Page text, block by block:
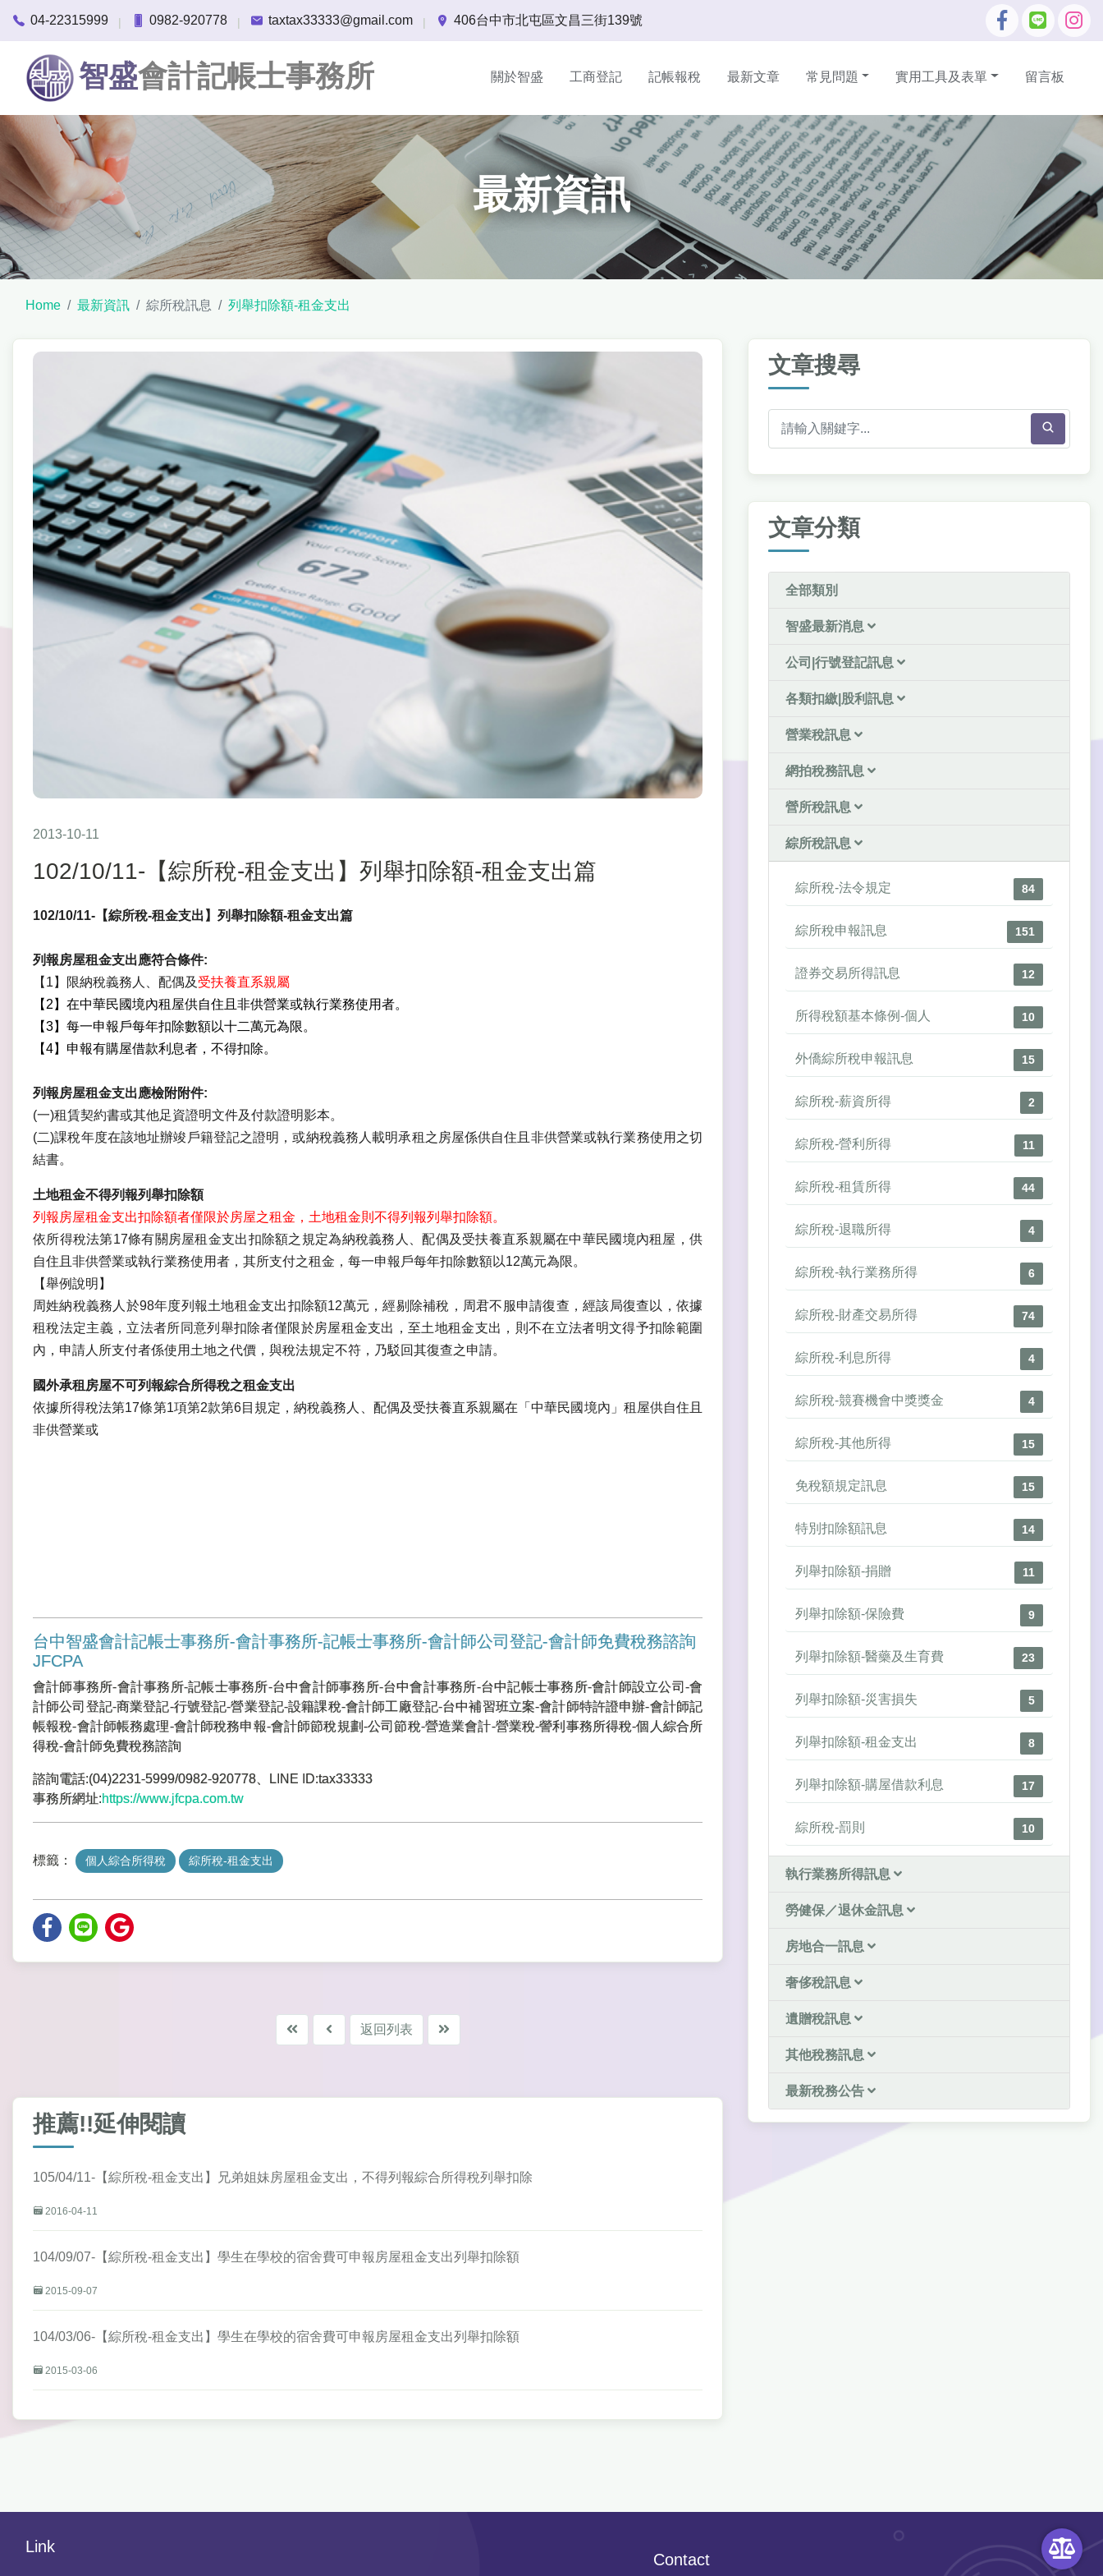
04-22315999 | 0982-920778 | taxtax33333@gmail.com | 406台中市北屯區文昌三街139號
智盛會計記帳士事務所 關於智盛 工商登記 記帳報稅 最新文章 常見問題 實用工具及表單 留言板
最新資訊
Home 最新資訊 綜所稅訊息 列舉扣除額-租金支出
2013-10-11
102/10/11-【綜所稅-租金支出】列舉扣除額-租金支出篇
102/10/11-【綜所稅-租金支出】列舉扣除額-租金支出篇
列報房屋租金支出應符合條件:
【1】限納稅義務人、配偶及 受扶養直系親屬
【2】在中華民國境內租屋供自住且非供營業或執行業務使用者。
【3】每一申報戶每年扣除數額以十二萬元為限。
【4】申報有購屋借款利息者，不得扣除。
列報房屋租金支出應檢附附件:
(一)租賃契約書或其他足資證明文件及付款證明影本。
(二)課稅年度在該地址辦竣戶籍登記之證明，或納稅義務人載明承租之房屋係供自住且非供營業或執行業務使用之切
結書。
土地租金不得列報列舉扣除額
列報房屋租金支出扣除額者僅限於房屋之租金，土地租金則不得列報列舉扣除額。
依所得稅法第17條有關房屋租金支出扣除額之規定為納稅義務人、配偶及受扶養直系親屬在中華民國境內租屋，供
自住且非供營業或執行業務使用者，其所支付之租金，每一申報戶每年扣除數額以12萬元為限。
【舉例說明】
周姓納稅義務人於98年度列報土地租金支出扣除額12萬元，經剔除補稅，周君不服申請復查，經該局復查以，依據
租稅法定主義，立法者所同意列舉扣除者僅限於房屋租金支出，至土地租金支出，則不在立法者明文得予扣除範圍
內，申請人所支付者係使用土地之代價，與稅法規定不符，乃駁回其復查之申請。
國外承租房屋不可列報綜合所得稅之租金支出
依據所得稅法第17條第1項第2款第6目規定，納稅義務人、配偶及受扶養直系親屬在「中華民國境內」租屋供自住且
非供營業或
台中智盛會計記帳士事務所-會計事務所-記帳士事務所-會計師公司登記-會計師免費稅務諮詢
JFCPA
會計師事務所-會計事務所-記帳士事務所-台中會計師事務所-台中會計事務所-台中記帳士事務所-會計師設立公司-會
計師公司登記-商業登記-行號登記-營業登記-設籍課稅-會計師工廠登記-台中補習班立案-會計師特許證申辦-會計師記
帳報稅-會計師帳務處理-會計師稅務申報-會計師節稅規劃-公司節稅-營造業會計-營業稅-謍利事務所得稅-個人綜合所
得稅-會計師免費稅務諮詢
諮詢電話:(04)2231-5999/0982-920778、LINE ID:tax33333
事務所網址:https://www.jfcpa.com.tw
標籤： 個人綜合所得稅 綜所稅-租金支出
返回列表
推薦!!延伸閱讀
105/04/11-【綜所稅-租金支出】兄弟姐妹房屋租金支出，不得列報綜合所得稅列舉扣除
2016-04-11
104/09/07-【綜所稅-租金支出】學生在學校的宿舍費可申報房屋租金支出列舉扣除額
2015-09-07
104/03/06-【綜所稅-租金支出】學生在學校的宿舍費可申報房屋租金支出列舉扣除額
2015-03-06
文章搜尋
文章分類
全部類別
智盛最新消息
公司|行號登記訊息
各類扣繳|股利訊息
營業稅訊息
網拍稅務訊息
營所稅訊息
綜所稅訊息
綜所稅-法令規定 84
綜所稅申報訊息 151
證券交易所得訊息 12
所得稅額基本條例-個人 10
外僑綜所稅申報訊息 15
綜所稅-薪資所得 2
綜所稅-營利所得 11
綜所稅-租賃所得 44
綜所稅-退職所得 4
綜所稅-執行業務所得 6
綜所稅-財產交易所得 74
綜所稅-利息所得 4
綜所稅-競賽機會中獎獎金 4
綜所稅-其他所得 15
免稅額規定訊息 15
特別扣除額訊息 14
列舉扣除額-捐贈 11
列舉扣除額-保險費 9
列舉扣除額-醫藥及生育費 23
列舉扣除額-災害損失 5
列舉扣除額-租金支出 8
列舉扣除額-購屋借款利息 17
綜所稅-罰則 10
執行業務所得訊息
勞健保／退休金訊息
房地合一訊息
奢侈稅訊息
遺贈稅訊息
其他稅務訊息
最新稅務公告
Link
Contact